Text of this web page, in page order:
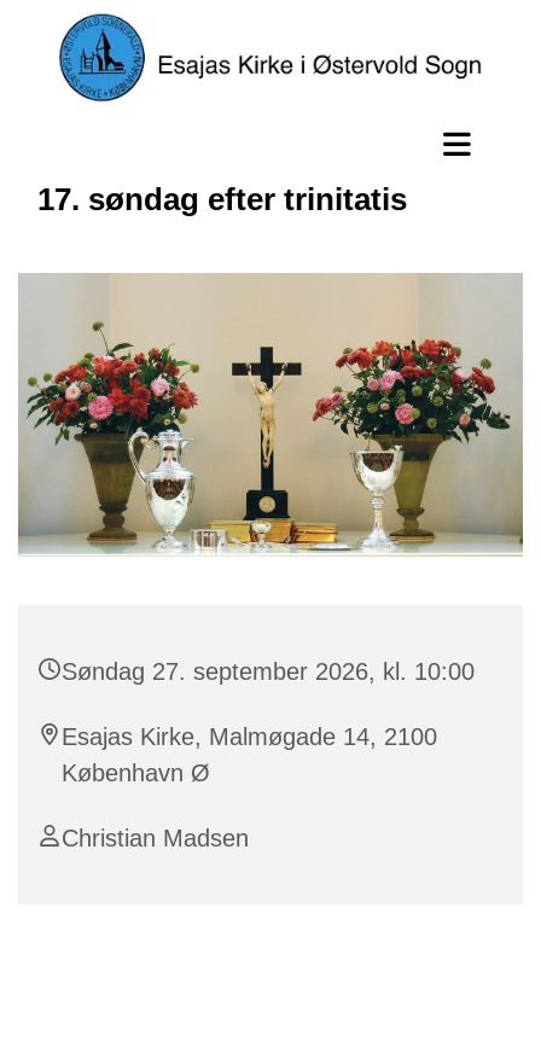
17. søndag efter trinitatis
Søndag 27. september 2026, kl. 10:00
Esajas Kirke, Malmøgade 14, 2100
København Ø
Christian Madsen